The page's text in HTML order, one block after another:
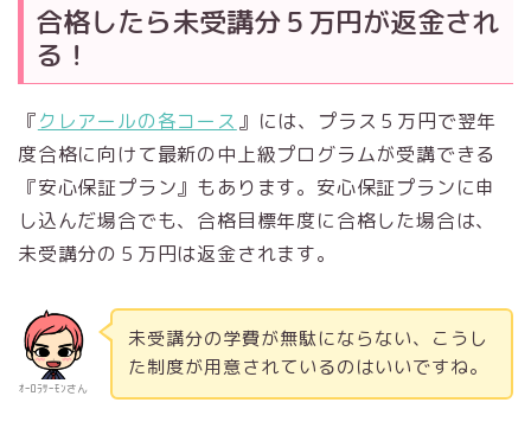
合格したら未受講分５万円が返金され
る！
『クレアールの各コース 』には、プラス５万円で翌年
度合格に向けて最新の中上級プログラムが受講できる
『安心保証プラン』もあります。安心保証プランに申
し込んだ場合でも、合格目標年度に合格した場合は、
未受講分の５万円は返金されます。
ｵｰﾛﾗｻｰﾓﾝさん
未受講分の学費が無駄にならない、こうし
た制度が用意されているのはいいですね。